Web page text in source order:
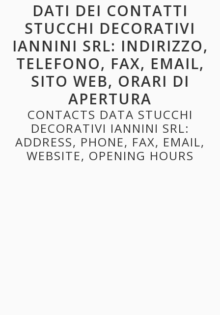
DATI DEI CONTATTI
STUCCHI DECORATIVI
IANNINI SRL: INDIRIZZO,
TELEFONO, FAX, EMAIL,
SITO WEB, ORARI DI
APERTURA
CONTACTS DATA STUCCHI
DECORATIVI IANNINI SRL:
ADDRESS, PHONE, FAX, EMAIL,
WEBSITE, OPENING HOURS